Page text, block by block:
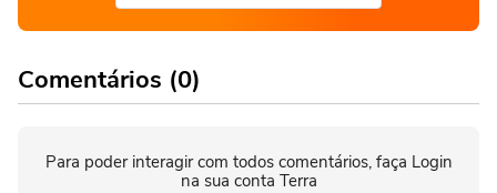
Comentários (0)
Para poder interagir com todos comentários, faça Login
na sua conta Terra